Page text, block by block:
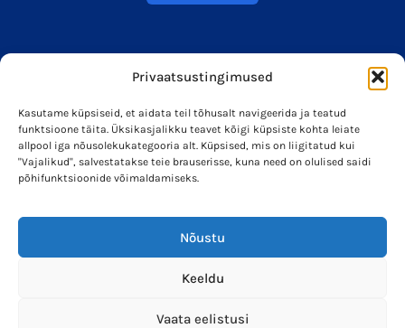
Privaatsustingimused
Kasutame küpsiseid, et aidata teil tõhusalt navigeerida ja teatud
funktsioone täita. Üksikasjalikku teavet kõigi küpsiste kohta leiate
allpool iga nõusolekukategooria alt. Küpsised, mis on liigitatud kui
"Vajalikud", salvestatakse teie brauserisse, kuna need on olulised saidi
põhifunktsioonide võimaldamiseks.
Nõustu
Keeldu
Vaata eelistusi
info@soleron.ee Soleron Energy OÜ